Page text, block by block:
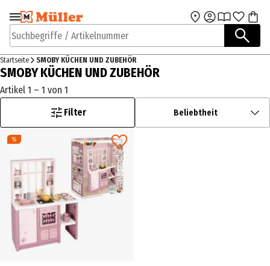
Zur Navigation
springen
Zum Hauptinhalt
Suchbegriffe / Artikelnummer
Startseite SMOBY KÜCHEN UND ZUBEHÖR
SMOBY KÜCHEN UND ZUBEHÖR
Artikel 1 – 1 von 1
Filter
Beliebtheit